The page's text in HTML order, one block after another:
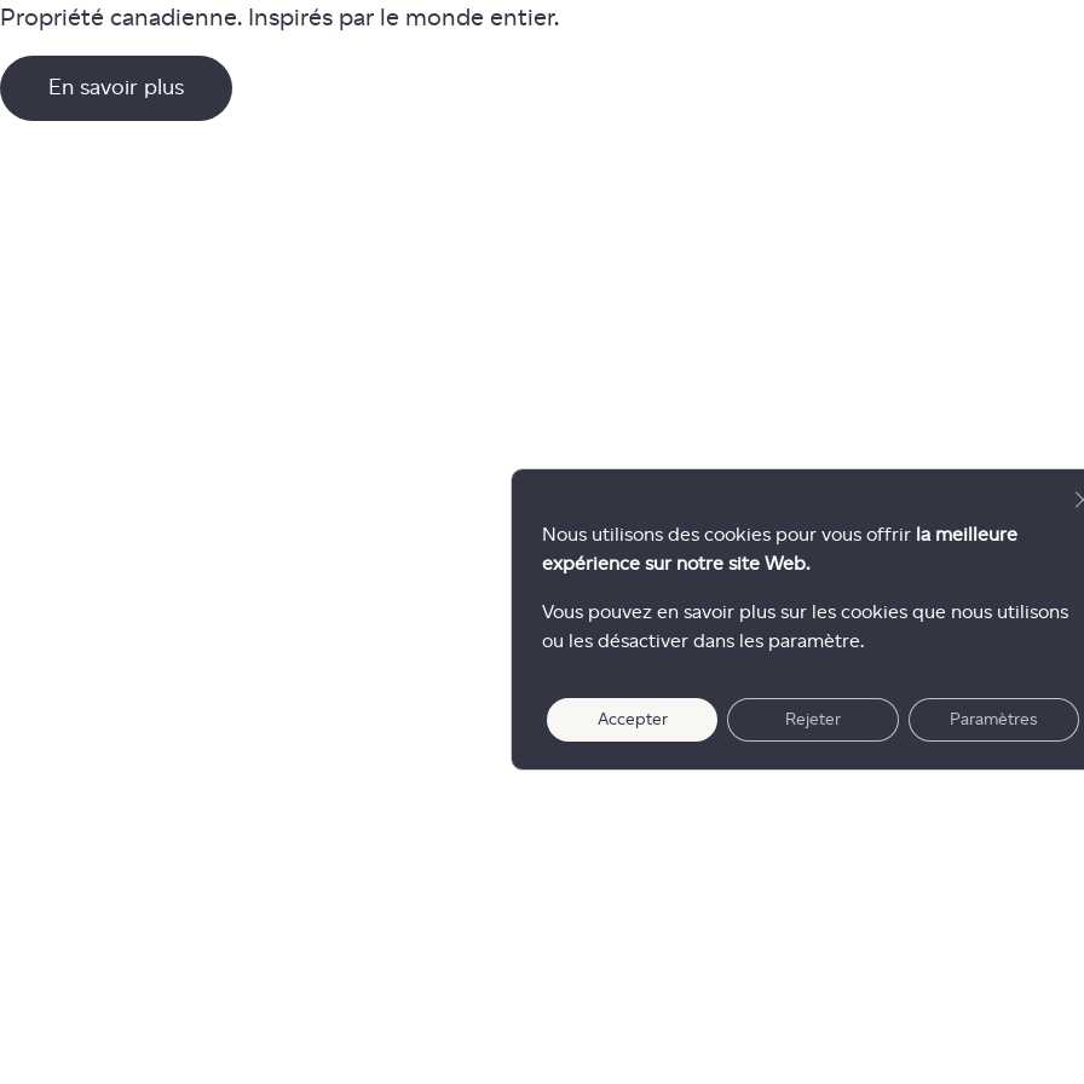
Propriété canadienne. Inspirés par le monde entier.
En savoir plus
Nous utilisons des cookies pour vous offrir la meilleure
expérience sur notre site Web.
Vous pouvez en savoir plus sur les cookies que nous utilisons
ou les désactiver dans les paramètre.
Accepter Rejeter Paramètres